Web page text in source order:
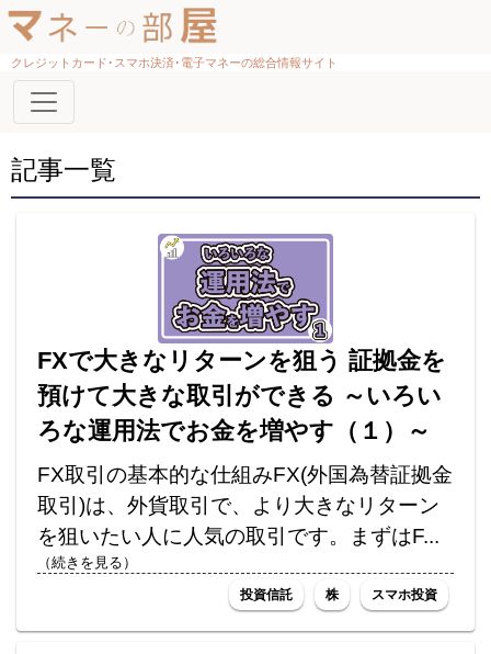
クレジットカード･スマホ決済･電子マネーの総合情報サイト
記事一覧
FXで大きなリターンを狙う 証拠金を
預けて大きな取引ができる ～いろい
ろな運用法でお金を増やす（１）～
FX取引の基本的な仕組みFX(外国為替証拠金
取引)は、外貨取引で、より大きなリターン
を狙いたい人に人気の取引です。まずはF...
（続きを見る）
投資信託 株 スマホ投資